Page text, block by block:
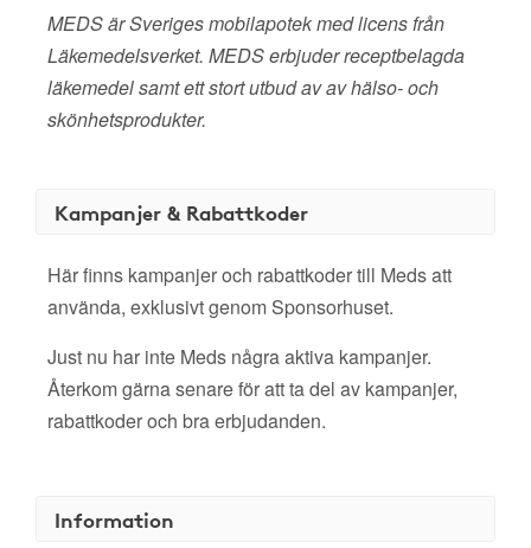
MEDS är Sveriges mobilapotek med licens från
Läkemedelsverket. MEDS erbjuder receptbelagda
läkemedel samt ett stort utbud av av hälso- och
skönhetsprodukter.
Kampanjer & Rabattkoder
Här finns kampanjer och rabattkoder till Meds att
använda, exklusivt genom Sponsorhuset.
Just nu har inte Meds några aktiva kampanjer.
Återkom gärna senare för att ta del av kampanjer,
rabattkoder och bra erbjudanden.
Information